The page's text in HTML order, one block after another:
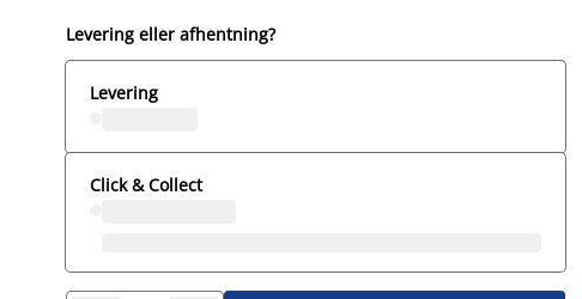
Levering eller afhentning?
Levering
Click & Collect